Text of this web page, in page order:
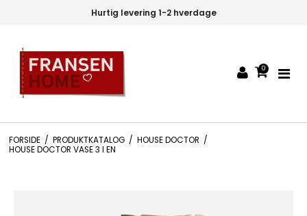
Hurtig levering 1-2 hverdage
0
FORSIDE / PRODUKTKATALOG / HOUSE DOCTOR /
HOUSE DOCTOR VASE 3 I EN